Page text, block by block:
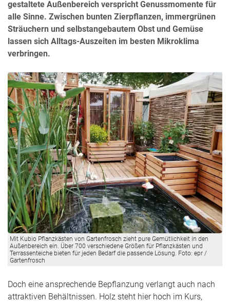
gestaltete Außenbereich verspricht Genussmomente für
alle Sinne. Zwischen bunten Zierpflanzen, immergrünen
Sträuchern und selbstangebautem Obst und Gemüse
lassen sich Alltags-Auszeiten im besten Mikroklima
verbringen.
Mit Kubio Pflanzkästen von Gartenfrosch zieht pure Gemütlichkeit in den
Außenbereich ein. Über 700 verschiedene Größen für Pflanzkästen und
Terrassenteiche bieten für jeden Bedarf die passende Lösung. Foto: epr /
Gartenfrosch
Doch eine ansprechende Bepflanzung verlangt auch nach
attraktiven Behältnissen. Holz steht hier hoch im Kurs,